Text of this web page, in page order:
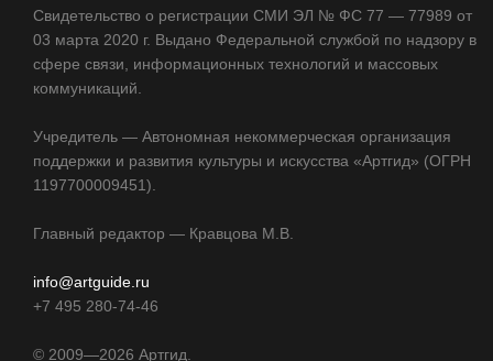
Свидетельство о регистрации СМИ ЭЛ № ФС 77 — 77989 от
03 марта 2020 г. Выдано Федеральной службой по надзору в
сфере связи, информационных технологий и массовых
коммуникаций.
Учредитель — Автономная некоммерческая организация
поддержки и развития культуры и искусства «Артгид» (ОГРН
1197700009451).
Главный редактор — Кравцова М.В.
info@artguide.ru
+7 495 280-74-46
© 2009—2026 Артгид.